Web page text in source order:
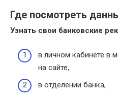
Где посмотреть
Узнать свои банковские
в личном кабинете в
на сайте,
в отделении банка,